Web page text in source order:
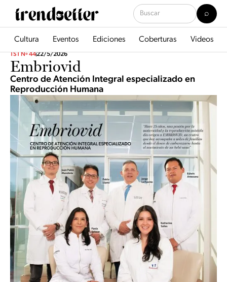
Cultura Eventos Ediciones Coberturas Videos
TST Nº 4422/5/2026
Embriovid
Centro de Atención Integral especializado en
Reproducción Humana